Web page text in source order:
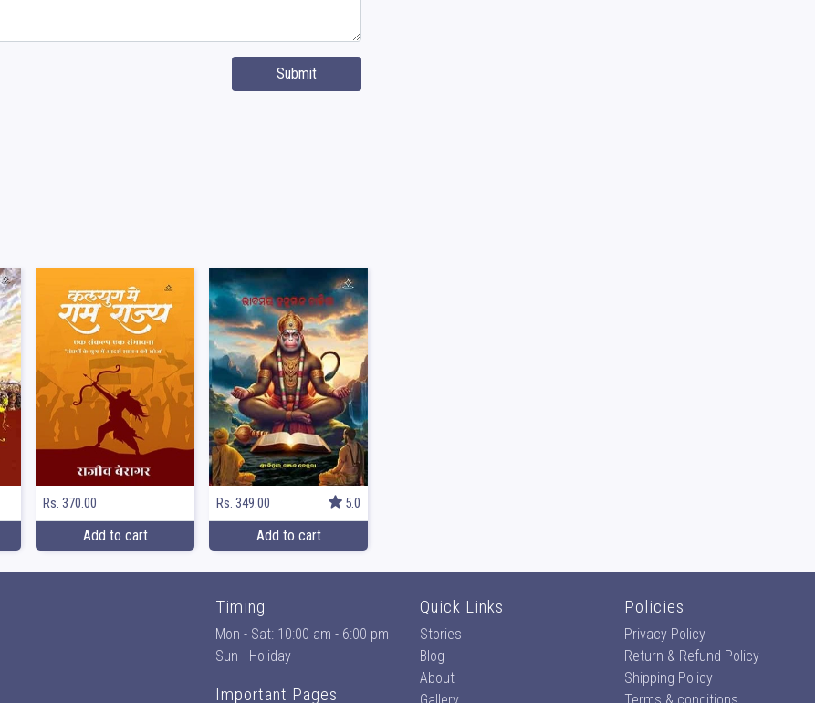
Submit
Rs. 370.00
Add to cart
Rs. 349.00 5.0
Add to cart
Timing
Mon - Sat: 10:00 am - 6:00 pm
Sun - Holiday
Important Pages
Quick Links
Stories
Blog
About
Policies
Privacy Policy
Return & Refund Policy
Shipping Policy